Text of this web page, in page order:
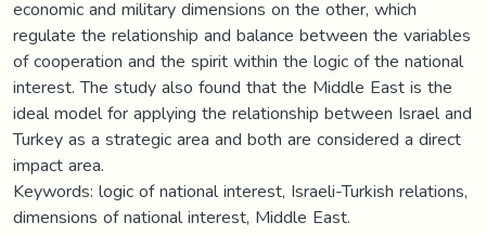
economic and military dimensions on the other, which
regulate the relationship and balance between the variables
of cooperation and the spirit within the logic of the national
interest. The study also found that the Middle East is the
ideal model for applying the relationship between Israel and
Turkey as a strategic area and both are considered a direct
impact area.
Keywords: logic of national interest, Israeli-Turkish relations,
dimensions of national interest, Middle East.